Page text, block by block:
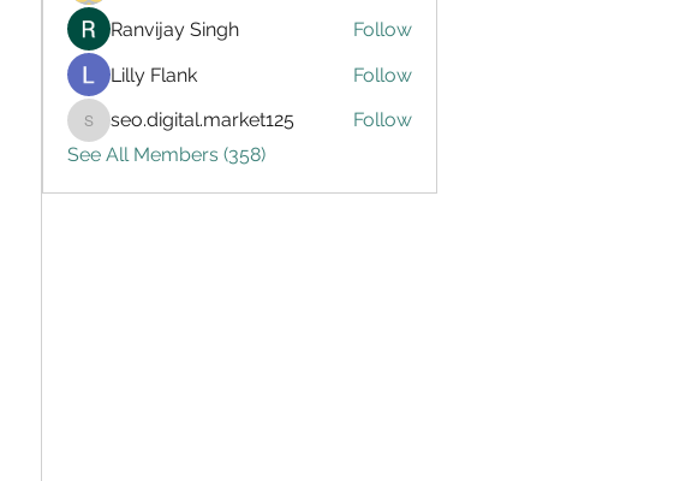
Ranvijay Singh
Follow
Lilly Flank
Follow
seo.digital.market125
seo.digital.market125
Follow
See All Members (358)